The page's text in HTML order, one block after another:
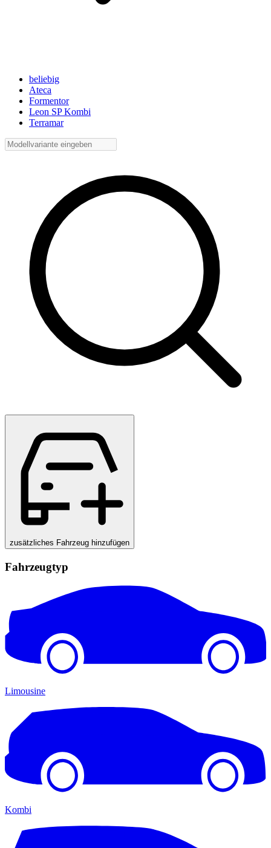
beliebig
Ateca
Formentor
Leon SP Kombi
Terramar
zusätzliches Fahrzeug hinzufügen
Fahrzeugtyp
Limousine
Kombi